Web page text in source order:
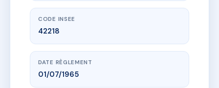
CODE INSEE
42218
DATE RÈGLEMENT
01/07/1965